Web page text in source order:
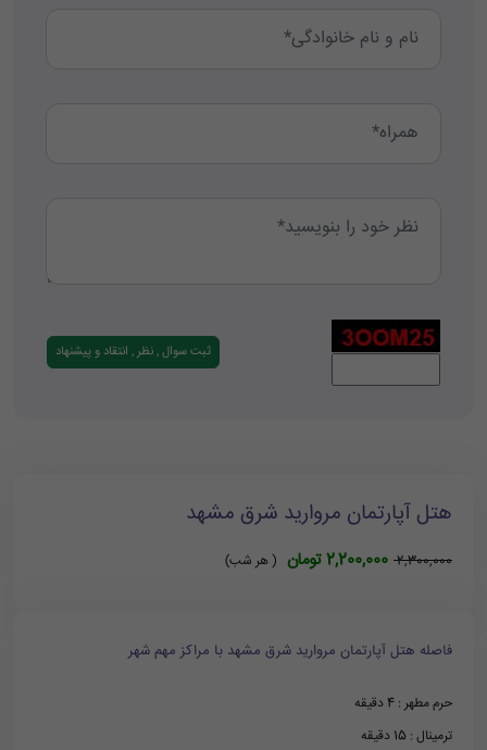
هتل آپارتمان مروارید شرق مشهد
2,300,000 2,200,000 تومان ( هر شب)
فاصله هتل آپارتمان مروارید شرق مشهد با مراکز مهم شهر
حرم مطهر : 4 دقیقه
ترمینال : 15 دقیقه